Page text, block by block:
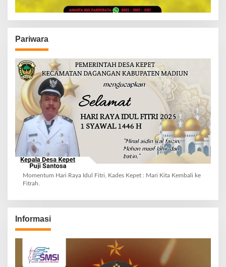
Pariwara
Momentum Hari Raya Idul Fitri, Kades Kepet : Mari Kita Kembali ke
Fitrah.
Informasi